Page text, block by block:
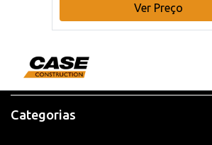
Ver Preço
Categorias